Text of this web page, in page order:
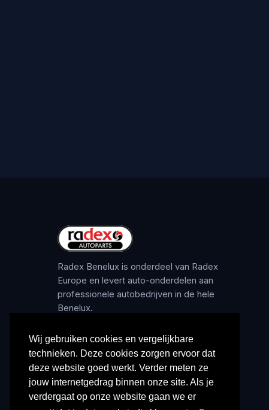
Wij gebruiken cookies en vergelijkbare
technieken. Deze cookies zorgen ervoor dat
deze website goed werkt. Verder meten ze
jouw internetgedrag binnen onze site. Als je
verdergaat op onze website gaan we er
Radex Benelux is onderdeel van Radex
Europe en levert auto-onderdelen aan
professionele autobedrijven in de hele
Benelux.